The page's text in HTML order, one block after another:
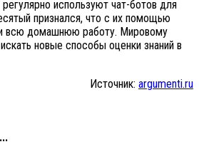
используют чат-ботов для
признался, что с их помощью
всю домашнюю работу. Мировому
новые способы оценки знаний в
Источник: argumenti.ru